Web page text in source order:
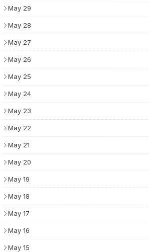
May 29
May 28
May 27
May 26
May 25
May 24
May 23
May 22
May 21
May 20
May 19
May 18
May 17
May 16
May 15